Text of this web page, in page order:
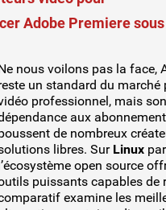
Adobe Premiere sous
nous voilons pas la face,
un standard du marché
professionnel, mais
aux
de nombreux
libres. Sur Linux
open source
puissants capables de
examine les